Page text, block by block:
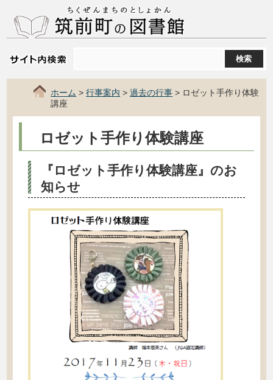
コンテンツにジャンプ
サイト内検索
ホーム >行事案内 >過去の行事 > ロゼット手作り体験
講座
ロゼット手作り体験講座
『ロゼット手作り体験講座』のお
知らせ